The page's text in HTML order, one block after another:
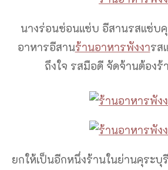
นางร่อนซ่อนแซ่บ อีสานรสแซ่บ
อาหารอีสานร้านอาหารพังงารส
ถึงใจ รสมือดี จัดจ้านต้องร้
ยกให้เป็นอีกหนึ่งร้านในย่านคุระ